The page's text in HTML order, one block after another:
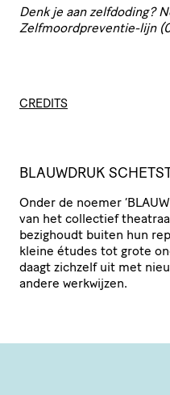
Denk je aan zelfdoding?
Zelfmoordpreventie-lijn
CREDITS
BLAUWDRUK
Onder de noemer ‘
van het collectief
bezighoudt buiten hun
kleine études tot grote
daagt zichzelf uit met
andere werkwijzen.